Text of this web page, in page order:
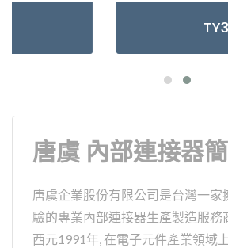
TY3085/6 Micro
唐虞 內部連接器
唐虞企業股份有限公司是台灣一家
驗的專業內部連接器生產製造服務
西元1991年, 在電子元件產業領域